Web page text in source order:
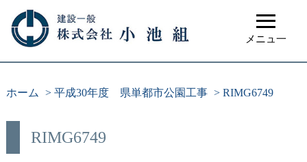
≡
メニュ一
ホーム > 平成30年度 県単都市公園工事 > RIMG6749
RIMG6749